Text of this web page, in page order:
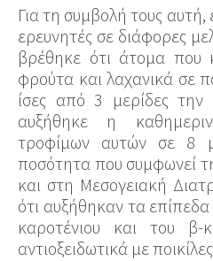
Για τη συμβολή τους αυτή,
ερευνητές σε διάφορες
βρέθηκε ότι άτομα που
φρούτα και λαχανικά σε
ίσες από 3 μερίδες την
αυξήθηκε η
τροφίμων αυτών σε 8
ποσότητα που συμφωνεί
και στη Μεσογειακή
ότι αυξήθηκαν τα
καροτένιου και του β-
αντιοξειδωτικά με